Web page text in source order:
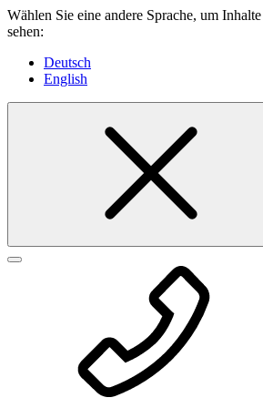
Wählen Sie eine andere Sprache, um
sehen:
Deutsch
English